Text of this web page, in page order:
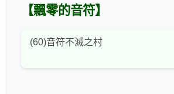
【飄零的音符】
(60)音符不滅之村